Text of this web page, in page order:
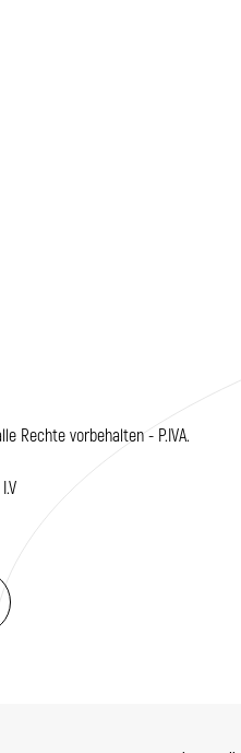
Rechte vorbehalten - P.IVA.